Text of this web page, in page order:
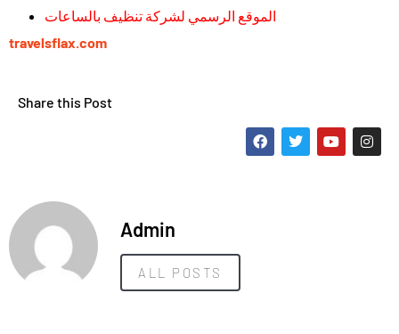
الموقع الرسمي لشركة تنظيف بالساعات
travelsflax.com
Share this Post
Admin
ALL POSTS